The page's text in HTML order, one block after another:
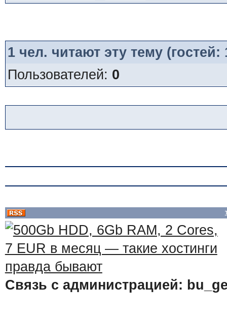
1чел. читают эту тему
Пользователей: 0
Связь с администрацией: